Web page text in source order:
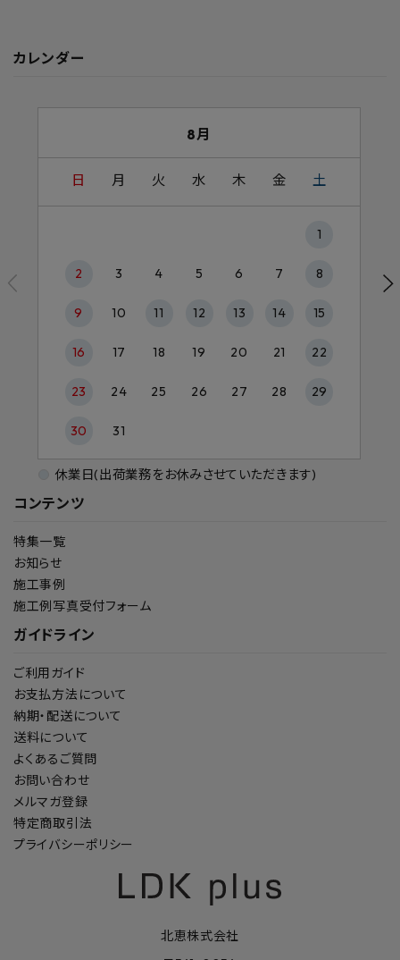
コンテンツ
特集一覧
お知らせ
施工事例
施工例写真受付フォーム
ガイドライン
ご利用ガイド
お支払方法について
納期・配送について
送料について
よくあるご質問
お問い合わせ
メルマガ登録
特定商取引法
プライバシーポリシー
カレンダー
8月
日 月 火 水 木 金 土
1
2 3 4 5 6 7 8
9 10 11 12 13 14 15
16 17 18 19 20 21 22
23 24 25 26 27 28 29
30 31
休業日(出荷業務をお休みさせていただきます)
北恵株式会社